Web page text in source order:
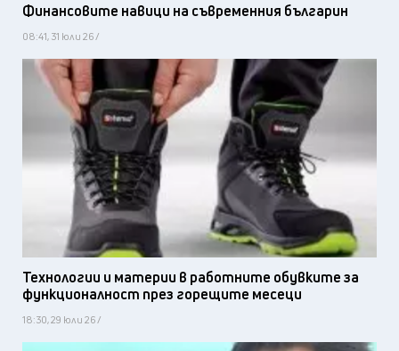
Финансовите навици на съвременния българин
08:41, 31 юли 26 /
Технологии и материи в работните обувките за
функционалност през горещите месеци
18:30, 29 юли 26 /